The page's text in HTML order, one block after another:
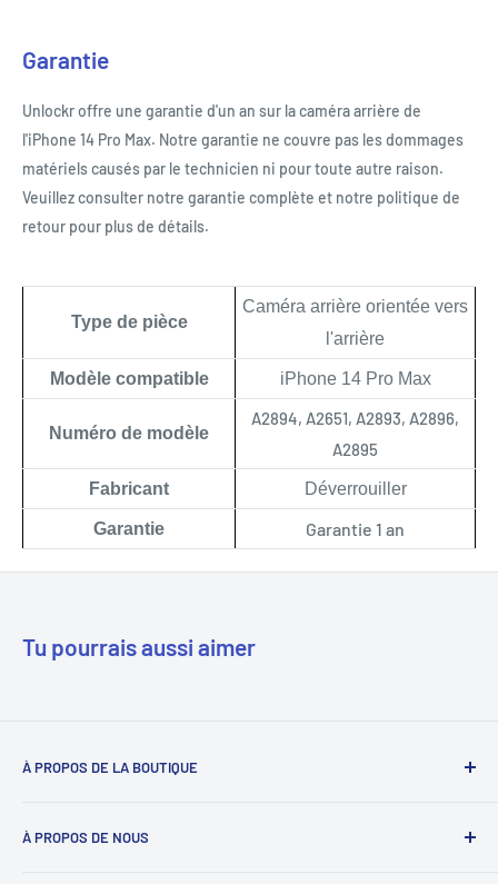
Garantie
Unlockr offre une garantie d'un an sur la caméra arrière de
l'iPhone 14 Pro Max. Notre garantie ne couvre pas les dommages
matériels causés par le technicien ni pour toute autre raison.
Veuillez consulter notre garantie complète et notre politique de
retour pour plus de détails.
Type de pièce
Caméra arrière orientée vers
l'arrière
Modèle compatible iPhone 14 Pro Max
Numéro de modèle
A2894, A2651, A2893, A2896,
A2895
Fabricant Déverrouiller
Garantie Garantie 1 an
Tu pourrais aussi aimer
À PROPOS DE LA BOUTIQUE
téléphones en étant leur fournisseur de confiance. Nous y
À PROPOS DE NOUS